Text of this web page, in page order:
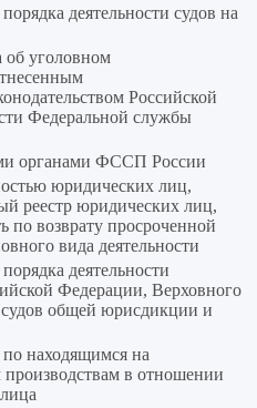
деятельности судов на
об уголовном
Российской
Федеральной службы
органами ФССП России
юридических лиц,
реестр юридических лиц,
по возврату просроченной
вида деятельности
деятельности
Федерации, Верховного
общей юрисдикции и
находящимся на
в отношении